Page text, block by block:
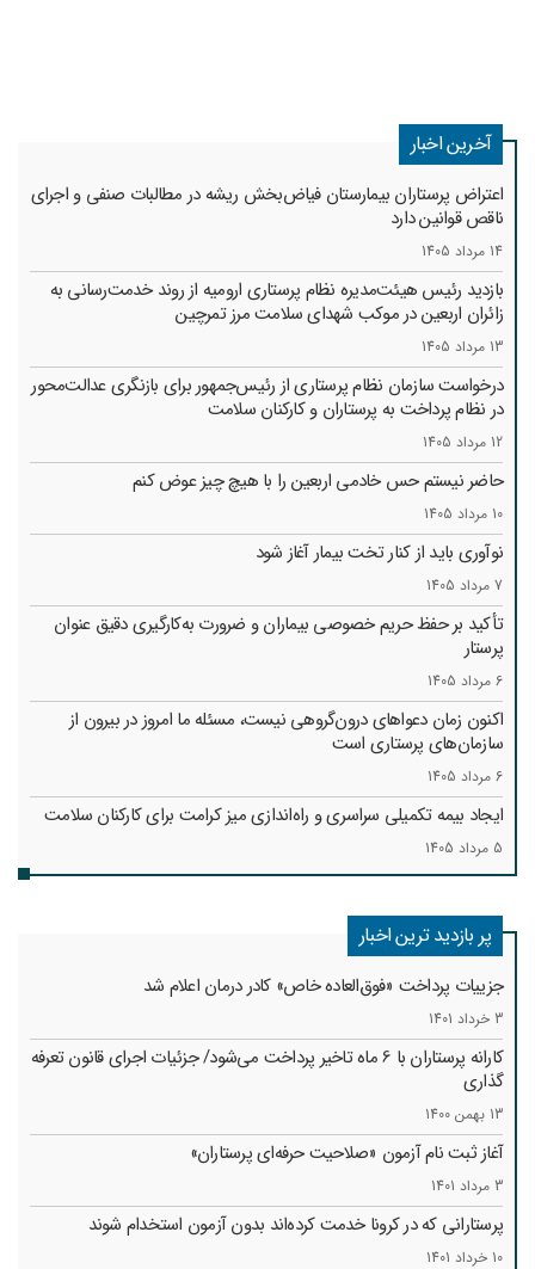
آخرین اخبار
اعتراض پرستاران بیمارستان فیاض‌بخش ریشه در مطالبات صنفی و اجرای
ناقص قوانین دارد
14 مرداد 1405
بازدید رئیس هیئت‌مدیره نظام پرستاری ارومیه از روند خدمت‌رسانی به
زائران اربعین در موکب شهدای سلامت مرز تمرچین
13 مرداد 1405
درخواست سازمان نظام پرستاری از رئیس‌جمهور برای بازنگری عدالت‌محور
در نظام پرداخت به پرستاران و کارکنان سلامت
12 مرداد 1405
حاضر نیستم حس خادمی اربعین را با هیچ چیز عوض کنم
10 مرداد 1405
نوآوری باید از کنار تخت بیمار آغاز شود
7 مرداد 1405
تأکید بر حفظ حریم خصوصی بیماران و ضرورت به‌کارگیری دقیق عنوان
پرستار
6 مرداد 1405
اکنون زمان دعواهای درون‌گروهی نیست، مسئله ما امروز در بیرون از
سازمان‌های پرستاری است
6 مرداد 1405
ایجاد بیمه تکمیلی سراسری و راه‌اندازی میز کرامت برای کارکنان سلامت
5 مرداد 1405
پر بازدید ترین اخبار
جزییات پرداخت «فوق‌العاده خاص» کادر درمان اعلام شد
3 خرداد 1401
کارانه‌ پرستاران با 6 ماه تاخیر پرداخت می‌شود/ جزئیات اجرای قانون تعرفه
گذاری
13 بهمن 1400
آغاز ثبت نام آزمون «صلاحیت حرفه‌ای پرستاران»
3 مرداد 1401
پرستارانی که در کرونا خدمت کرد‌ه‌اند بدون آزمون استخدام شوند
10 خرداد 1401